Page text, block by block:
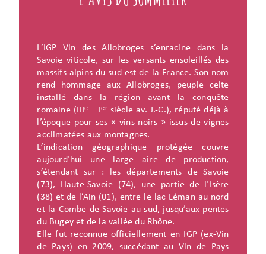
L’IGP Vin des Allobroges s’enracine dans la
Savoie viticole, sur les versants ensoleillés des
massifs alpins du sud-est de la France. Son nom
rend hommage aux Allobroges, peuple celte
installé dans la région avant la conquête
romaine (IIIᵉ – Iᵉʳ siècle av. J.-C.), réputé déjà à
l’époque pour ses « vins noirs » issus de vignes
acclimatées aux montagnes.
L’indication géographique protégée couvre
aujourd’hui une large aire de production,
s’étendant sur : les départements de Savoie
(73), Haute-Savoie (74), une partie de l’Isère
(38) et de l’Ain (01), entre le lac Léman au nord
et la Combe de Savoie au sud, jusqu’aux pentes
du Bugey et de la vallée du Rhône.
Elle fut reconnue officiellement en IGP (ex-Vin
de Pays) en 2009, succédant au Vin de Pays